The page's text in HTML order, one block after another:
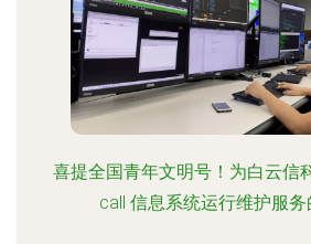
喜提全国青年文明号！为白云信
call 信息系统运行维护服